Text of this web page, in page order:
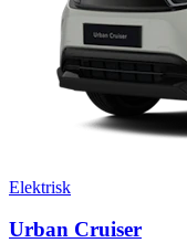
Elektrisk
Urban Cruiser